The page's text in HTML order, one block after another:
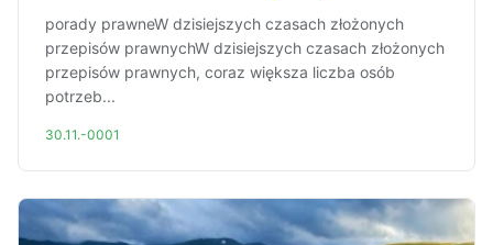
porady prawneW dzisiejszych czasach złożonych
przepisów prawnychW dzisiejszych czasach złożonych
przepisów prawnych, coraz większa liczba osób
potrzeb...
30.11.-0001